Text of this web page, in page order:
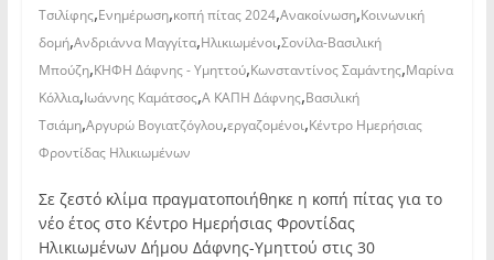
Τσιλίφης,Ενημέρωση,κοπή πίτας 2024,Ανακοίνωση,Κοινωνική
δομή,Ανδριάννα Μαγγίτα,Ηλικιωμένοι,Σονίλα-Βασιλική
Μπούζη,ΚΗΦΗ Δάφνης - Υμηττού,Κωνσταντίνος Σαμάντης,Μαρίνα
Κόλλια,Ιωάννης Καμάτσος,Α ΚΑΠΗ Δάφνης,Βασιλική
Τσιάμη,Αργυρώ Βογιατζόγλου,εργαζομένοι,Κέντρο Ημερήσιας
Φροντίδας Ηλικιωμένων
Σε ζεστό κλίμα πραγματοποιήθηκε η κοπή πίτας για το
νέο έτος στο Κέντρο Ημερήσιας Φροντίδας
Ηλικιωμένων Δήμου Δάφνης-Υμηττού στις 30